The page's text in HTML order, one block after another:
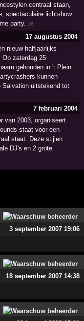
centraal staan,
spectaculaire lichtshow
party. 16
17 augustus 2004
nieuw halfjaarlijks
Op zaterdag 25
gehouden in 't Plein
kunnen
Salvation uitstekend tot
7 februari 2004
van 2003, organiseert
staat voor een
staat. Deze stijlen
DJ's en 2 grote
3 september 2007 19:06
18 september 2007 14:38